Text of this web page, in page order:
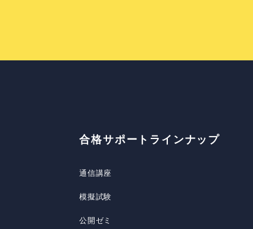
合格サポートラインナップ
通信講座
模擬試験
公開ゼミ